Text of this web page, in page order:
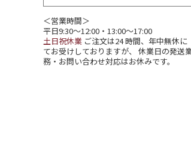
＜営業時間＞
平日9:30～12:00・13:00～17:00
土日祝休業 ご注文は24 時間、年中無休に
てお受けしておりますが、 休業日の発送
務・お問い合わせ対応はお休みです。